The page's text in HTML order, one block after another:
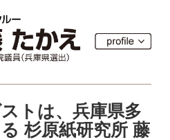
トは、兵庫県多
杉原紙研究所 藤